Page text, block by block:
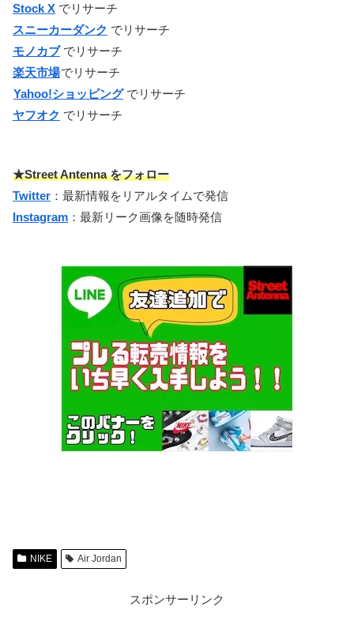
Stock X でリサーチ
スニーカーダンク でリサーチ
モノカブでリサーチ
楽天市場でリサーチ
Yahoo!ショッピングでリサーチ
ヤフオク でリサーチ
★Street Antenna をフォロー
Twitter ：最新情報をリアルタイムで発信
Instagram ：最新リーク画像を随時発信
NIKE Air Jordan
スポンサーリンク